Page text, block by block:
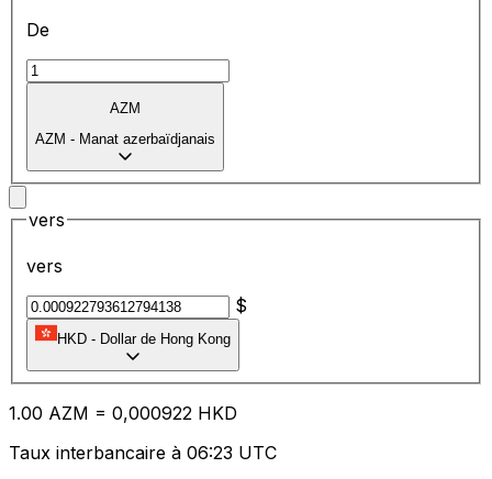
De
AZM
AZM - Manat azerbaïdjanais
vers
vers
$
HKD - Dollar de Hong Kong
1.00 AZM = 0,000922 HKD
Taux interbancaire à 06:23 UTC